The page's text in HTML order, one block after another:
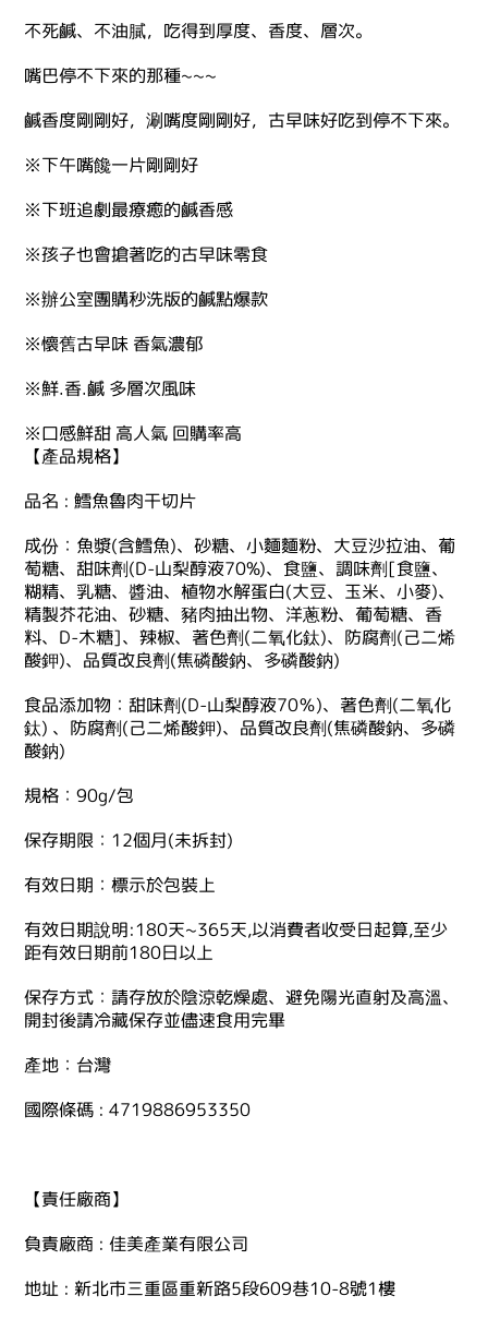
不死鹹、不油膩，吃得到厚度、香度、層次。
嘴巴停不下來的那種~~~
鹹香度剛剛好，涮嘴度剛剛好，古早味好吃到停不下來。
※下午嘴饞一片剛剛好
※下班追劇最療癒的鹹香感
※孩子也會搶著吃的古早味零食
※辦公室團購秒洗版的鹹點爆款
※懷舊古早味 香氣濃郁
※鮮.香.鹹 多層次風味
※口感鮮甜 高人氣 回購率高
【產品規格】
品名 : 鱈魚魯肉干切片
成份：魚漿(含鱈魚)、砂糖、小麵麵粉、大豆沙拉油、葡
萄糖、甜味劑(D-山梨醇液70%)、食鹽、調味劑[食鹽、
糊精、乳糖、醬油、植物水解蛋白(大豆、玉米、小麥)、
精製芥花油、砂糖、豬肉抽出物、洋蔥粉、葡萄糖、香
料、D-木糖]、辣椒、著色劑(二氧化鈦)、防腐劑(己二烯
酸鉀)、品質改良劑(焦磷酸鈉、多磷酸鈉)
食品添加物：甜味劑(D-山梨醇液70％)、著色劑(二氧化
鈦) 、防腐劑(己二烯酸鉀)、品質改良劑(焦磷酸鈉、多磷
酸鈉)
規格：90g/包
保存期限：12個月(未拆封)
有效日期：標示於包裝上
有效日期說明:180天~365天,以消費者收受日起算,至少
距有效日期前180日以上
保存方式：請存放於陰涼乾燥處、避免陽光直射及高溫、
開封後請冷藏保存並儘速食用完畢
產地：台灣
國際條碼 : 4719886953350
【責任廠商】
負責廠商 : 佳美產業有限公司
地址 : 新北市三重區重新路5段609巷10-8號1樓